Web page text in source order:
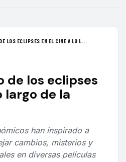
LOS ECLIPSES EN EL CINE A LO L...
de los eclipses
largo de la
han inspirado a
cambios, misterios y
en diversas películas